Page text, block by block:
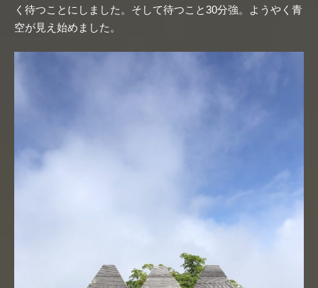
く待つことにしました。そして待つこと30分強。ようやく青
空が見え始めました。